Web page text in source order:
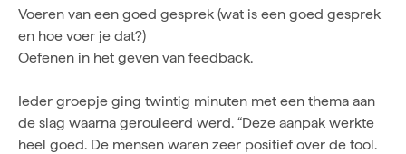
Voeren van een goed gesprek (wat is een goed gesprek
en hoe voer je dat?)
Oefenen in het geven van feedback.
Ieder groepje ging twintig minuten met een thema aan
de slag waarna gerouleerd werd. “Deze aanpak werkte
heel goed. De mensen waren zeer positief over de tool.